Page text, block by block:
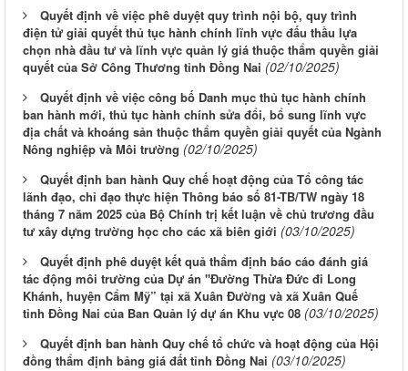
Quyết định về việc phê duyệt quy trình nội bộ, quy trình
điện tử giải quyết thủ tục hành chính lĩnh vực đấu thầu lựa
chọn nhà đầu tư và lĩnh vực quản lý giá thuộc thẩm quyền giải
quyết của Sở Công Thương tỉnh Đồng Nai (02/10/2025)
Quyết định về việc công bố Danh mục thủ tục hành chính
ban hành mới, thủ tục hành chính sửa đổi, bổ sung lĩnh vực
địa chất và khoáng sản thuộc thẩm quyền giải quyết của Ngành
Nông nghiệp và Môi trường (02/10/2025)
Quyết định ban hành Quy chế hoạt động của Tổ công tác
lãnh đạo, chỉ đạo thực hiện Thông báo số 81-TB/TW ngày 18
tháng 7 năm 2025 của Bộ Chính trị kết luận về chủ trương đầu
tư xây dựng trường học cho các xã biên giới (03/10/2025)
Quyết định phê duyệt kết quả thẩm định báo cáo đánh giá
tác động môi trường của Dự án "Đường Thừa Đức đi Long
Khánh, huyện Cẩm Mỹ” tại xã Xuân Đường và xã Xuân Quế
tỉnh Đồng Nai của Ban Quản lý dự án Khu vực 08 (03/10/2025)
Quyết định ban hành Quy chế tổ chức và hoạt động của Hội
đồng thẩm định bảng giá đất tỉnh Đồng Nai (03/10/2025)